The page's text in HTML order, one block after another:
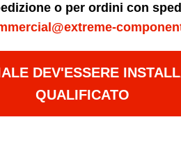
o per ordini con
DEV'ESSERE
QUALIFICATO